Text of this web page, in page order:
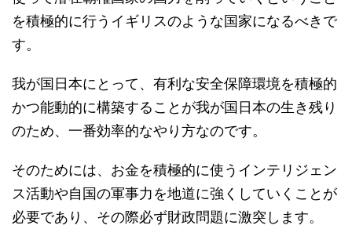
を積極的に行うイギリスのような国家になるべきで
す。
我が国日本にとって、有利な安全保障環境を積極的
かつ能動的に構築することが我が国日本の生き残り
のため、一番効率的なやり方なのです。
そのためには、お金を積極的に使うインテリジェン
ス活動や自国の軍事力を地道に強くしていくことが
必要であり、その際必ず財政問題に激突します。